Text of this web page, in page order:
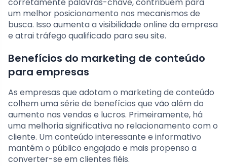
corretamente palavras-chave, contribuem para
um melhor posicionamento nos mecanismos de
busca. Isso aumenta a visibilidade online da empresa
e atrai tráfego qualificado para seu site.
Benefícios do marketing de conteúdo
para empresas
As empresas que adotam o marketing de conteúdo
colhem uma série de benefícios que vão além do
aumento nas vendas e lucros. Primeiramente, há
uma melhoria significativa no relacionamento com o
cliente. Um conteúdo interessante e informativo
mantém o público engajado e mais propenso a
converter-se em clientes fiéis.